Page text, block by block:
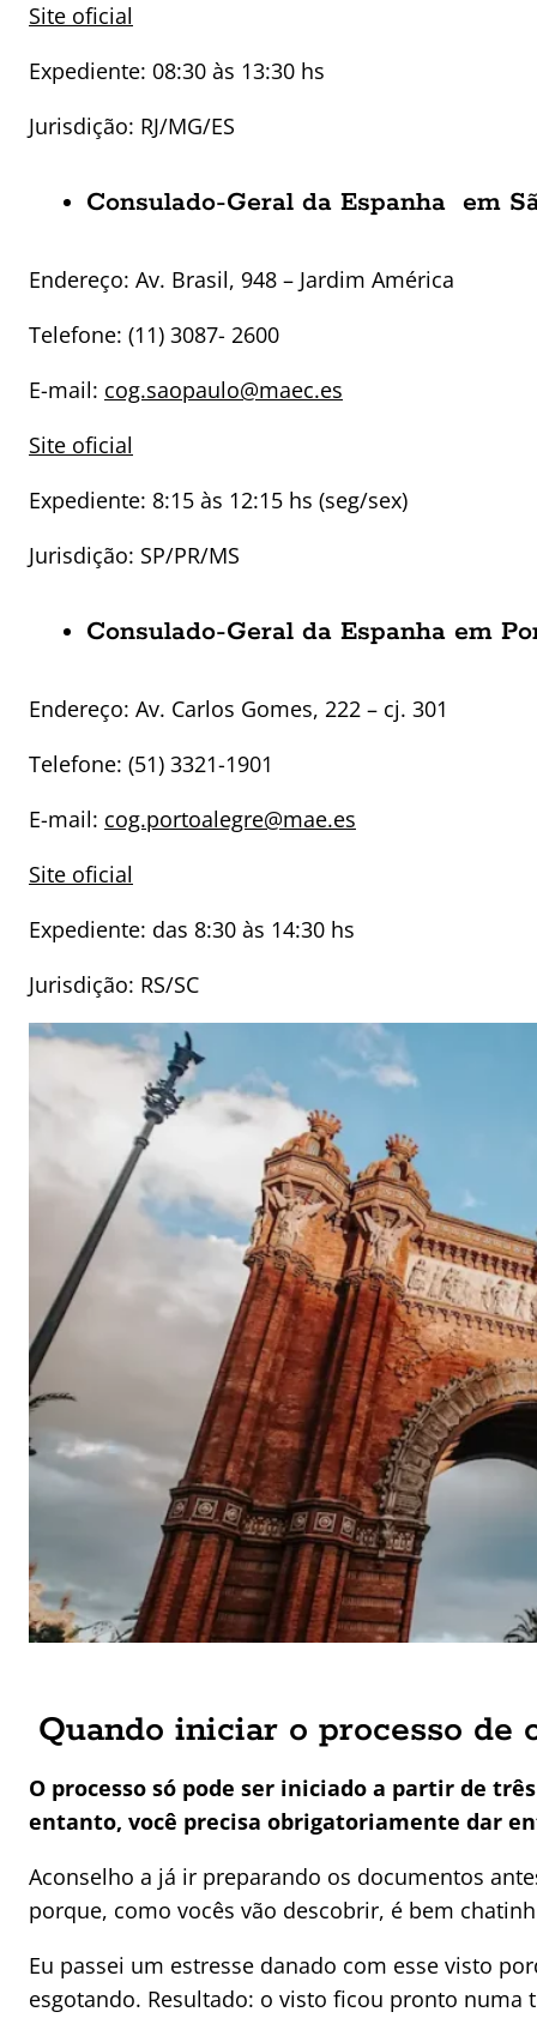
Site oficial
Expediente: 08:30 às 13:30 hs
Jurisdição: RJ/MG/ES
Consulado-Geral da Espanha em
Endereço: Av. Brasil, 948 – Jardim América
Telefone: (11) 3087- 2600
E-mail: cog.saopaulo@maec.es
Site oficial
Expediente: 8:15 às 12:15 hs (seg/sex)
Jurisdição: SP/PR/MS
Consulado-Geral da Espanha em
Endereço: Av. Carlos Gomes, 222 – cj. 301
Telefone: (51) 3321-1901
E-mail: cog.portoalegre@mae.es
Site oficial
Expediente: das 8:30 às 14:30 hs
Jurisdição: RS/SC
Quando iniciar o processo de
O processo só pode ser iniciado a partir de
entanto, você precisa obrigatoriamente dar
Aconselho a já ir preparando os documentos
porque, como vocês vão descobrir, é bem
Eu passei um estresse danado com esse visto
esgotando. Resultado: o visto ficou pronto numa